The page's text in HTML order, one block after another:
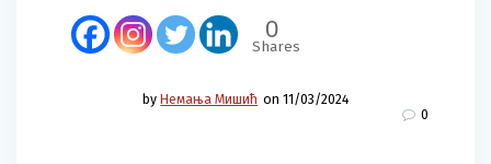
0
Shares
by Немања Мишић on 11/03/2024
0